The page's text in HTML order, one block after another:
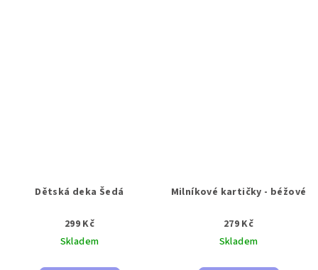
Dětská deka Šedá
299 Kč
Skladem
Milníkové kartičky - béžové
279 Kč
Skladem